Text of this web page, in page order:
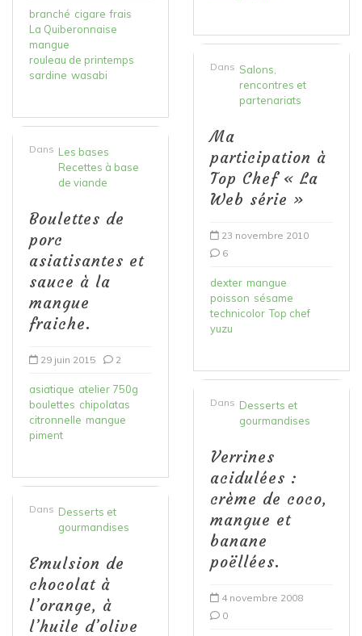
branché cigare frais
La Quiberonnaise
mangue
rouleau de printemps
sardine wasabi
Dans Les bases
Recettes à base
de viande
Boulettes de
porc
asiatisantes et
sauce à la
mangue
fraiche.
29 juin 2015 2
asiatique atelier 750g
boulettes chipolatas
citronnelle mangue
piment
Dans Desserts et
gourmandises
Emulsion de
chocolat à
l’orange, à
l’huile d’olive
Dans Salons,
rencontres et
partenariats
Ma
participation à
Top Chef « La
Web série »
23 novembre 2010
6
dexter mangue
poisson sésame
technicolor Top chef
yuzu
Dans Desserts et
gourmandises
Verrines
acidulées :
crème de coco,
mangue et
banane
poëllées.
4 novembre 2008
0